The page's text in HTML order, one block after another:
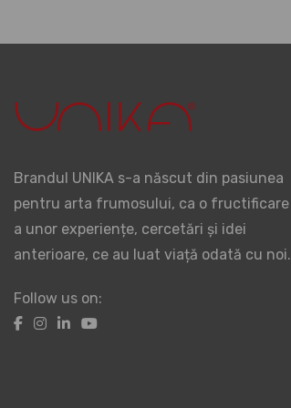
Brandul UNIKA s-a născut din pasiunea
pentru arta frumosului, ca o fructificare
a unor experiențe, cercetări și idei
anterioare, ce au luat viață odată cu noi.
Follow us on: